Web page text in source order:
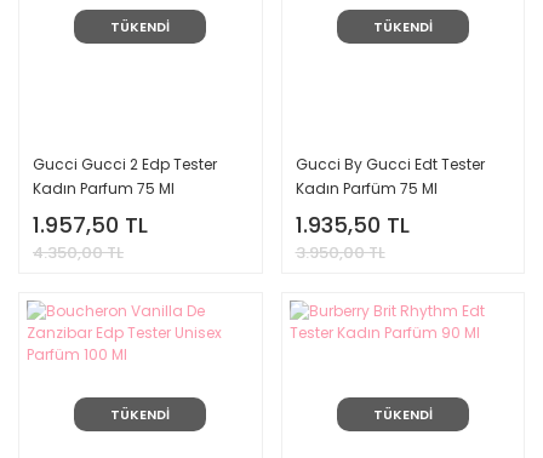
TÜKENDİ
Gucci Gucci 2 Edp Tester
Kadın Parfum 75 Ml
1.957,50 TL
4.350,00 TL
TÜKENDİ
Gucci By Gucci Edt Tester
Kadın Parfüm 75 Ml
1.935,50 TL
3.950,00 TL
TÜKENDİ TÜKENDİ